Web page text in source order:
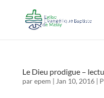
Le Dieu prodigue –
parepem | Jan 10, 2016|